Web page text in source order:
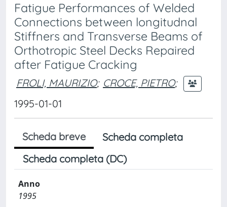
Fatigue Performances of Welded
Connections between longitudnal
Stiffners and Transverse Beams of
Orthotropic Steel Decks Repaired
after Fatigue Cracking
FROLI, MAURIZIO; CROCE, PIETRO;
1995-01-01
Scheda breve
Scheda completa
Scheda completa (DC)
Anno
1995